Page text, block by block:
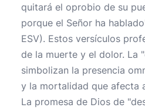
quitará el oprobio de su
porque el Señor ha
ESV). Estos versículos
de la muerte y el dolor. La
simbolizan la presencia
y la mortalidad que afecta
La promesa de Dios de